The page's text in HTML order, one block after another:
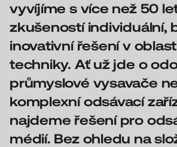
vyvíjíme s více než 50
zkušeností individuální,
inovativní řešení v
techniky. Ať už jde o
průmyslové vysavače
komplexní odsávací
najdeme řešení pro
médií. Bez ohledu na